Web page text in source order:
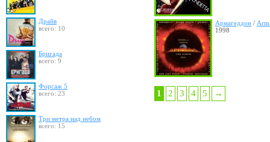
Драйв
всего: 10
Бригада
всего: 9
Форсаж 5
всего: 23
Три метра над небом
всего: 15
Армагеддон /
1998
1 2 3 4 5 →